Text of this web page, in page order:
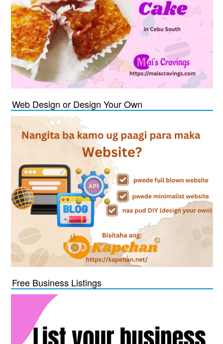
Web Design or Design Your Own
Free Business Listings